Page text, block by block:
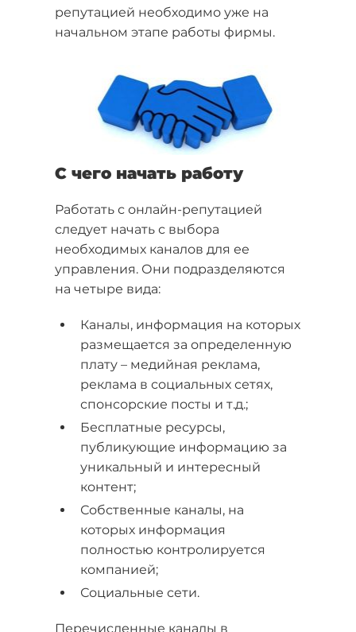
репутацией необходимо уже на
начальном этапе работы фирмы.
С чего начать работу
Работать с онлайн-репутацией
следует начать с выбора
необходимых каналов для ее
управления. Они подразделяются
на четыре вида:
Каналы, информация на которых
размещается за определенную
плату – медийная реклама,
реклама в социальных сетях,
спонсорские посты и т.д.;
Бесплатные ресурсы,
публикующие информацию за
уникальный и интересный
контент;
Собственные каналы, на
которых информация
полностью контролируется
компанией;
Социальные сети.
Перечисленные каналы в